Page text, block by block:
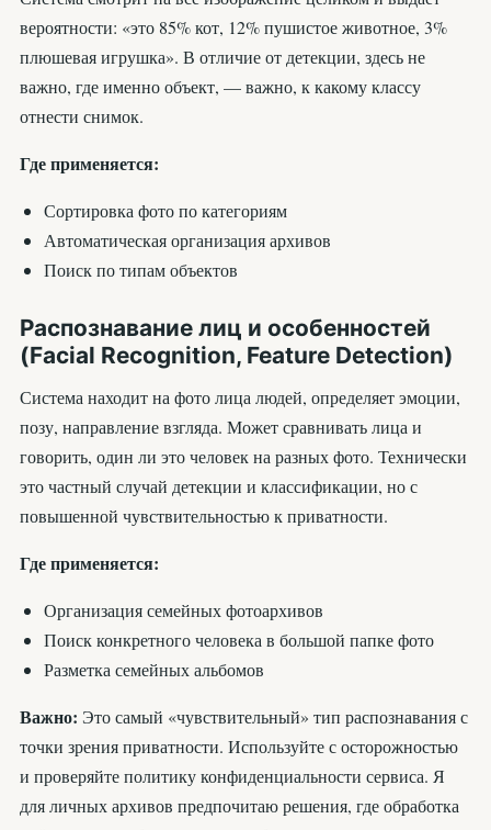
вероятности: «это 85% кот, 12% пушистое животное, 3%
плюшевая игрушка». В отличие от детекции, здесь не
важно, где именно объект, — важно, к какому классу
отнести снимок.
Где применяется:
Сортировка фото по категориям
Автоматическая организация архивов
Поиск по типам объектов
Распознавание лиц и особенностей
(Facial Recognition, Feature Detection)
Система находит на фото лица людей, определяет эмоции,
позу, направление взгляда. Может сравнивать лица и
говорить, один ли это человек на разных фото. Технически
это частный случай детекции и классификации, но с
повышенной чувствительностью к приватности.
Где применяется:
Организация семейных фотоархивов
Поиск конкретного человека в большой папке фото
Разметка семейных альбомов
Важно: Это самый «чувствительный» тип распознавания с
точки зрения приватности. Используйте с осторожностью
и проверяйте политику конфиденциальности сервиса. Я
для личных архивов предпочитаю решения, где обработка